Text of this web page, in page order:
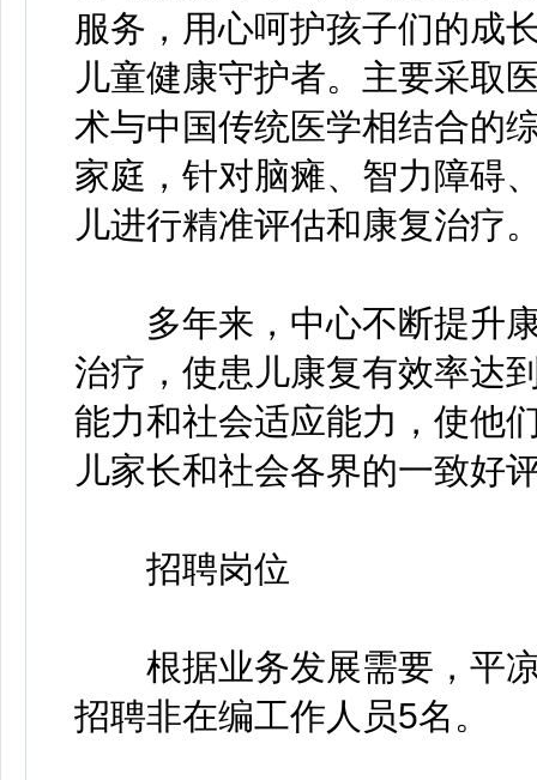
服务，用心呵护孩子们的成
儿童健康守护者。主要采取
术与中国传统医学相结合的
家庭，针对脑瘫、智力障碍
儿进行精准评估和康复治疗
多年来，中心不断提升康
治疗，使患儿康复有效率达
能力和社会适应能力，使他
儿家长和社会各界的一致好
招聘岗位
根据业务发展需要，平凉
招聘非在编工作人员5名。